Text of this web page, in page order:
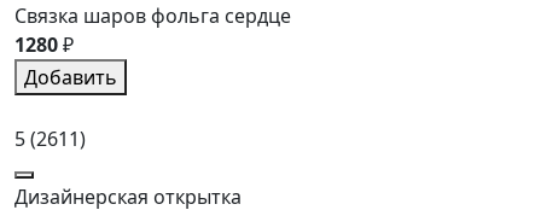
Связка шаров фольга сердце
1280₽
Добавить
5(2611)
Дизайнерская открытка